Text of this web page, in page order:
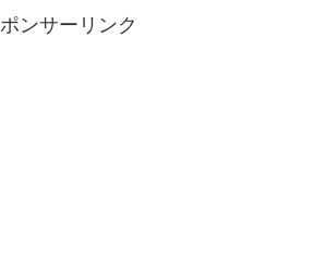
ンサーリンク